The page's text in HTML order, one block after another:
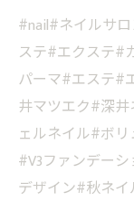
#nail#ネイルサ
ステ#エクステ#
パーマ#エステ#
井マツエク#深
ェルネイル#ボ
#V3ファンデー
デザイン#秋ネ